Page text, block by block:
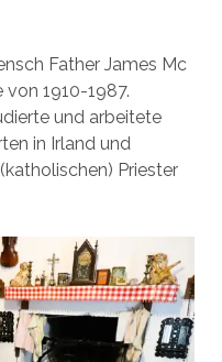
Father James Mc
1910-1987.
und arbeitete
in Irland und
Priester